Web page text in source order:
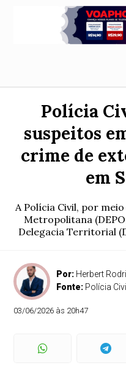
Polícia
suspeitos
crime de
em
A Polícia Civil, por
Metropolitana
Delegacia Territorial
Por: Herbert
Fonte: Polícia
03/06/2026 às 20h47